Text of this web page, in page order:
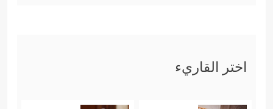
اختر القاريء